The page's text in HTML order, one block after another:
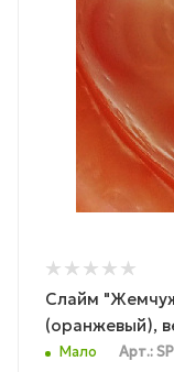
Слайм
(оранжевый),
Мало Арт.: